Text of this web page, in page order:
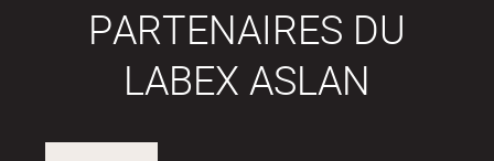
PARTENAIRES DU
LABEX ASLAN